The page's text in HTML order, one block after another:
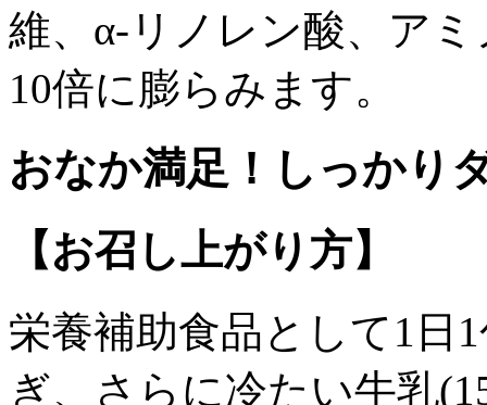
維、α-リノレン酸、ア
10倍に膨らみます。
おなか満足！しっかり
【お召し上がり方】
栄養補助食品として1日
ぎ、さらに冷たい牛乳